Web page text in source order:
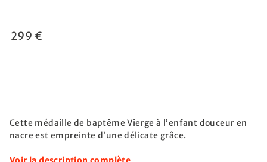
299 €
Cette médaille de baptême Vierge à l’enfant douceur en
nacre est empreinte d’une délicate grâce.